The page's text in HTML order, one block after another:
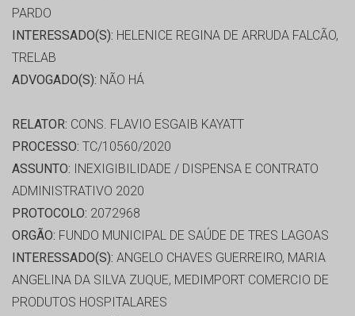
PARDO
INTERESSADO(S): HELENICE REGINA DE ARRUDA FALCÃO,
TRELAB
ADVOGADO(S): NÃO HÁ
RELATOR: CONS. FLAVIO ESGAIB KAYATT
PROCESSO: TC/10560/2020
ASSUNTO: INEXIGIBILIDADE / DISPENSA E CONTRATO
ADMINISTRATIVO 2020
PROTOCOLO: 2072968
ORGÃO: FUNDO MUNICIPAL DE SAÚDE DE TRES LAGOAS
INTERESSADO(S): ANGELO CHAVES GUERREIRO, MARIA
ANGELINA DA SILVA ZUQUE, MEDIMPORT COMERCIO DE
PRODUTOS HOSPITALARES